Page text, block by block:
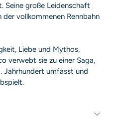
Seine große Leidenschaft
vollkommenen Rennbahn
Liebe und Mythos,
verwebt sie zu einer Saga,
Jahrhundert umfasst und